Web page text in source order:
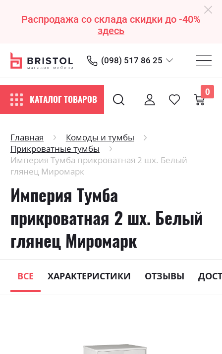
Распродажа со склада скидки до -40%
здесь
(098) 517 86 25
КАТАЛОГ ТОВАРОВ
0
Главная
Комоды и тумбы
Прикроватные тумбы
Империя Тумба прикроватная 2 шх. Белый
глянец Миромарк
Империя Тумба
прикроватная 2 шх. Белый
глянец Миромарк
ВСЕ ХАРАКТЕРИСТИКИ ОТЗЫВЫ